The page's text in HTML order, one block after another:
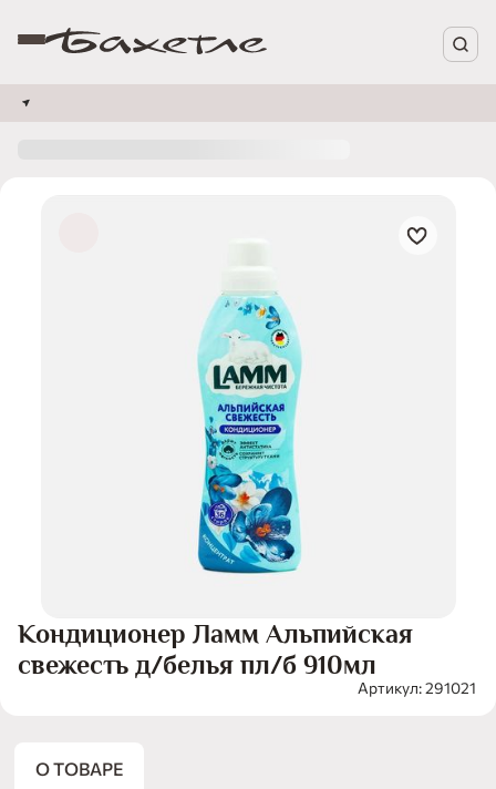
Кондиционер Ламм Альпийская
свежесть д/белья пл/б 910мл
Артикул: 291021
О ТОВАРЕ